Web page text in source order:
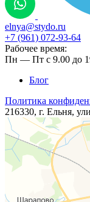
elnya@stydo.ru
+7 (961) 072-93-64
Рабочее время:
Пн — Пт с 9.00 до
Блог
Политика
216330, г. Ельня,